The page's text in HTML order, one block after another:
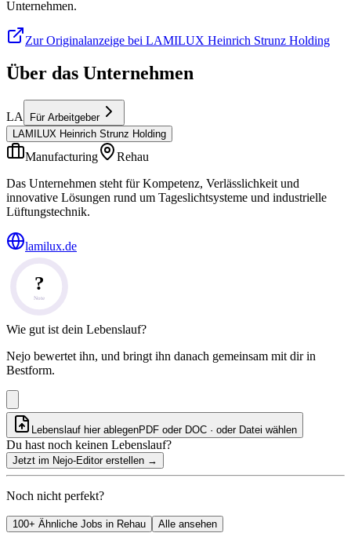
Unternehmen.
Zur Originalanzeige bei LAMILUX Heinrich Strunz Holding
Über das Unternehmen
LA
Für Arbeitgeber
LAMILUX Heinrich Strunz Holding
Manufacturing
Rehau
Das Unternehmen steht für Kompetenz, Verlässlichkeit und
innovative Lösungen rund um Tageslichtsysteme und industrielle
Lüftungstechnik.
lamilux.de
?
Note
Wie gut ist dein Lebenslauf?
Nejo bewertet ihn, und bringt ihn danach gemeinsam mit dir in
Bestform.
Lebenslauf hier ablegenPDF oder DOC · oder Datei wählen
Du hast noch keinen Lebenslauf?
Jetzt im Nejo-Editor erstellen →
Noch nicht perfekt?
100+ Ähnliche Jobs in Rehau Alle ansehen